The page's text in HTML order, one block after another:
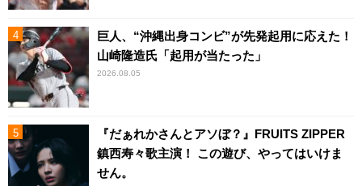
巨人、“沖縄出身コンビ”が先発起用に応えた！
山崎隆造氏「起用が当たった」
2026.08.05
『だぁれかさんとアソぼ？』FRUITS ZIPPER
鎮西寿々歌主演！ この遊び、やってはいけま
せん。